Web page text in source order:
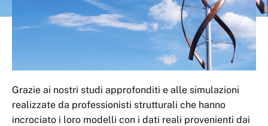
Grazie ai nostri studi approfonditi e alle simulazioni
realizzate da professionisti strutturali che hanno
incrociato i loro modelli con i dati reali provenienti dai